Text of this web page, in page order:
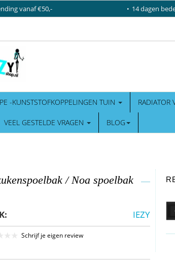
vanaf €50,- 14 dagen
PE -KUNSTSTOFKOPPELINGEN TUIN RADIATOR
VEEL GESTELDE VRAGEN BLOG
/ Noa spoelbak
IEZY
Schrijf je eigen review